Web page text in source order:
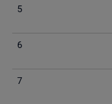
5
6
7